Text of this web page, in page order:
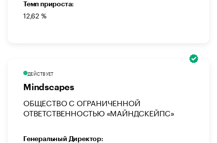
Темп прироста:
12,62 %
ДЕЙСТВУЕТ
Mindscapes
ОБЩЕСТВО С ОГРАНИЧЕННОЙ
ОТВЕТСТВЕННОСТЬЮ «МАЙНДСКЕЙПС»
Генеральный Директор: